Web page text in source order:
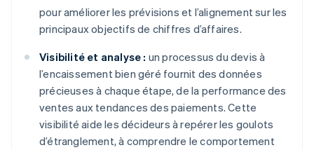
pour améliorer les prévisions et l’alignement sur les
principaux objectifs de chiffres d’affaires.
Visibilité et analyse : un processus du devis à
l’encaissement bien géré fournit des données
précieuses à chaque étape, de la performance des
ventes aux tendances des paiements. Cette
visibilité aide les décideurs à repérer les goulots
d’étranglement, à comprendre le comportement